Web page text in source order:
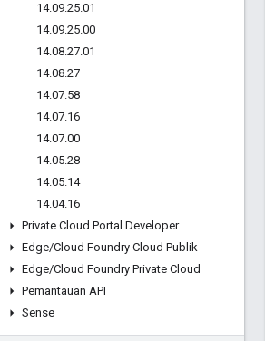
14.09.25.01
14.09.25.00
14.08.27.01
14.08.27
14.07.58
14.07.16
14.07.00
14.05.28
14.05.14
14.04.16
Private Cloud Portal Developer
Edge/Cloud Foundry Cloud Publik
Edge/Cloud Foundry Private Cloud
Pemantauan API
Sense